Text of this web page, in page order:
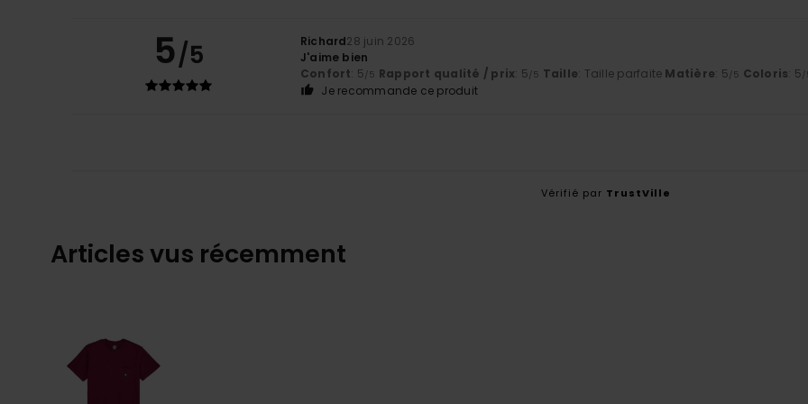
5/5 Richard28 juin 2026
J'aime bien
Confort: 5 /5 Rapport qualité / prix: 5 /5 Taille: Taille parfaite Matière: 5 /5 Coloris: 5 /
Je recommande ce produit
Vérifié par TrustVille
Articles vus récemment